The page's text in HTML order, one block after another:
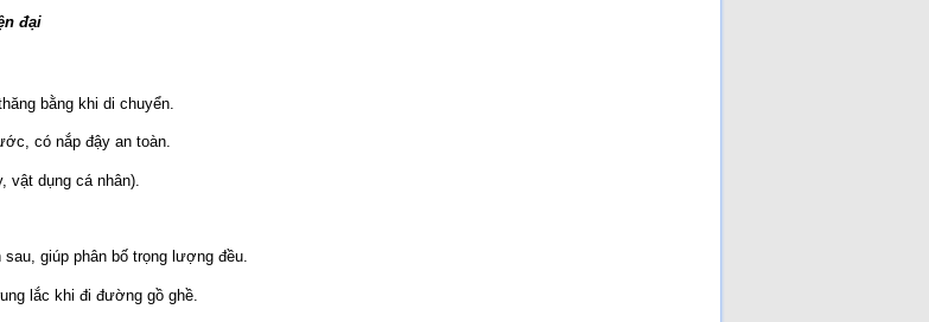
đại
bằng khi di chuyển.
có nắp đậy an toàn.
vật dụng cá nhân).
giúp phân bố trọng lượng đều.
lắc khi đi đường gồ ghề.